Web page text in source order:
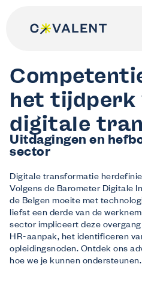
Wij helpen
Ik ben werkgever
Ik ben werknemer
Alles over jouw recht op opleiding
Ik ben werkzoekende
Droom jij van een toekomst in de
Mijn Co-Valent
Log in
het tijdperk
digitale
Uitdagingen en
sector
Digitale transformatie
Volgens de Barometer Digitale
de Belgen moeite met
liefst een derde van de
sector impliceert deze
HR-aanpak, het identificeren
opleidingsnoden. Ontdek ons
hoe we je kunnen ondersteunen.